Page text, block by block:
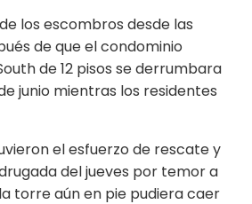
los escombros desde las
de que el condominio
de 12 pisos se derrumbara
junio mientras los residentes
el esfuerzo de rescate y
del jueves por temor a
torre aún en pie pudiera caer